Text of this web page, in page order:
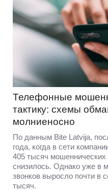
Телефонные
тактику: схемы
молниеносно
По данным Bite Latvija,
года, когда в сети
405 тысяч мошеннических
снизилось. Однако уже в
звонков выросло почти в
тысяч.